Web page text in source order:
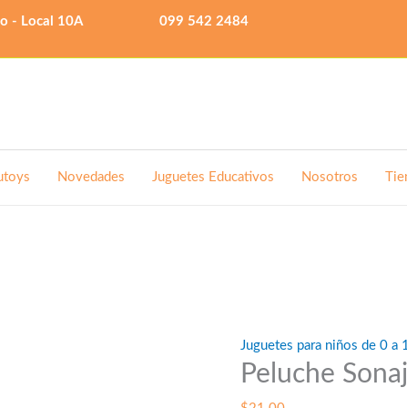
- Local 10A 099 542 2484
Novedades Juguetes Educativos Nosotros
Juguetes para niños de 0 a
Peluche